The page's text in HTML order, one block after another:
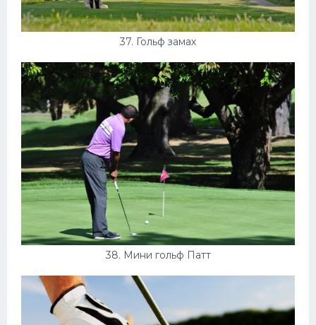
37. Гольф замах
38. Мини гольф Патт